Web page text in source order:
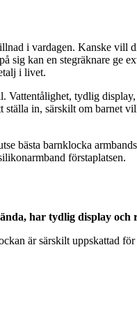
i vardagen. Kanske vill
sig kan en stegräknare ge
i livet.
Vattentålighet, tydlig
in, särskilt om barnet
bästa barnklocka
förstaplatsen.
har tydlig display och
är särskilt uppskattad